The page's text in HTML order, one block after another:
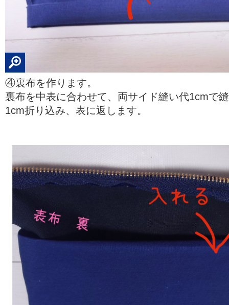
④裏布を作ります。
裏布を中表に合わせて、両サイド縫い代1cmで
1cm折り込み、表に返します。